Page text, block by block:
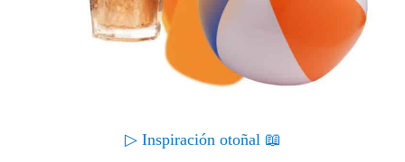
▷ Inspiración otoñal 📖